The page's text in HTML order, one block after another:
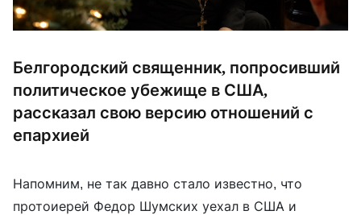
Белгородский священник, попросивший
политическое убежище в США,
рассказал свою версию отношений с
епархией
Напомним, не так давно стало известно, что
протоиерей Федор Шумских уехал в США и